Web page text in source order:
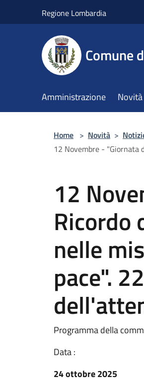
Regione Lombardia
Comune
Amministrazione Novità
Home > Novità >
12 Novembre - "Giornata
12
Ricordo
nelle
pace".
Programma della
Data :
24 ottobre 2025